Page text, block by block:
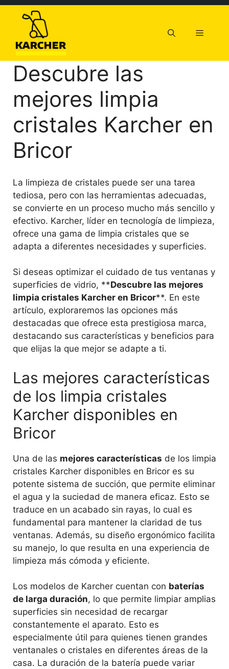
Saltar
contenido
Menú
Descubre las
mejores limpia
cristales Karcher en
Bricor
La limpieza de cristales puede ser una tarea
tediosa, pero con las herramientas adecuadas,
se convierte en un proceso mucho más sencillo y
efectivo. Karcher, líder en tecnología de limpieza,
ofrece una gama de limpia cristales que se
adapta a diferentes necesidades y superficies.
Si deseas optimizar el cuidado de tus ventanas y
superficies de vidrio, **Descubre las mejores
limpia cristales Karcher en Bricor**. En este
artículo, exploraremos las opciones más
destacadas que ofrece esta prestigiosa marca,
destacando sus características y beneficios para
que elijas la que mejor se adapte a ti.
Las mejores características
de los limpia cristales
Karcher disponibles en
Bricor
Una de las mejores características de los limpia
cristales Karcher disponibles en Bricor es su
potente sistema de succión, que permite eliminar
el agua y la suciedad de manera eficaz. Esto se
traduce en un acabado sin rayas, lo cual es
fundamental para mantener la claridad de tus
ventanas. Además, su diseño ergonómico facilita
su manejo, lo que resulta en una experiencia de
limpieza más cómoda y eficiente.
Los modelos de Karcher cuentan con baterías
de larga duración, lo que permite limpiar amplias
superficies sin necesidad de recargar
constantemente el aparato. Esto es
especialmente útil para quienes tienen grandes
ventanales o cristales en diferentes áreas de la
casa. La duración de la batería puede variar